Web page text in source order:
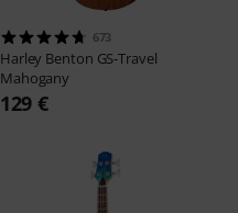
673
Harley Benton GS-Travel
Mahogany
129 €